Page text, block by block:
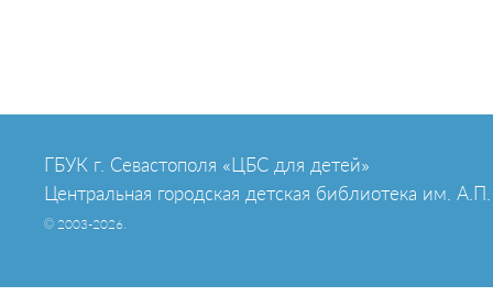
ГБУК г. Севастополя «ЦБС для детей»
Центральная городская детская библиотека им. А.П.
© 2003-2026.